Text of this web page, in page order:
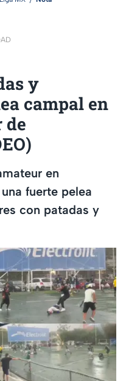
y
campal en
de
en
fuerte pelea
con patadas y